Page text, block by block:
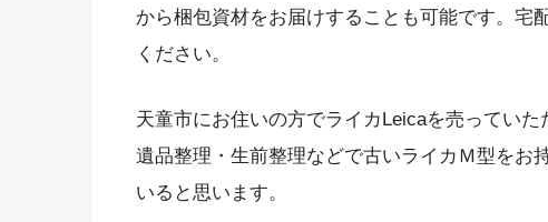
から梱包資材をお届けすることも可能です。宅
ください。
天童市にお住いの方でライカLeicaを売ってい
遺品整理・生前整理などで古いライカＭ型をお
いると思います。